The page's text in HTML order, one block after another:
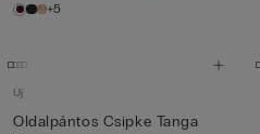
+5
Új
Oldalpántos Csipke Tanga